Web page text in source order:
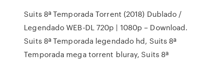
Suits 8ª Temporada Torrent (2018) Dublado /
Legendado WEB-DL 720p | 1080p – Download.
Suits 8ª Temporada legendado hd, Suits 8ª
Temporada mega torrent bluray, Suits 8ª